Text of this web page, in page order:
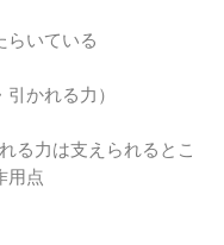
らいている
かれる力）
る力は支えられるとこ
用点